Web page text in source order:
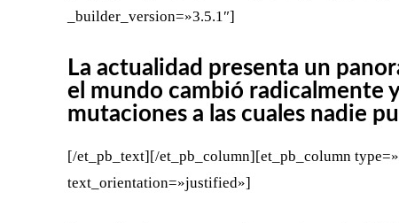
_builder_version=»3.5.1″]
La actualidad presenta un
el mundo cambió radicalmente
mutaciones a las cuales nadie
[/et_pb_text][/et_pb_column][et_pb_column
text_orientation=»justified»]